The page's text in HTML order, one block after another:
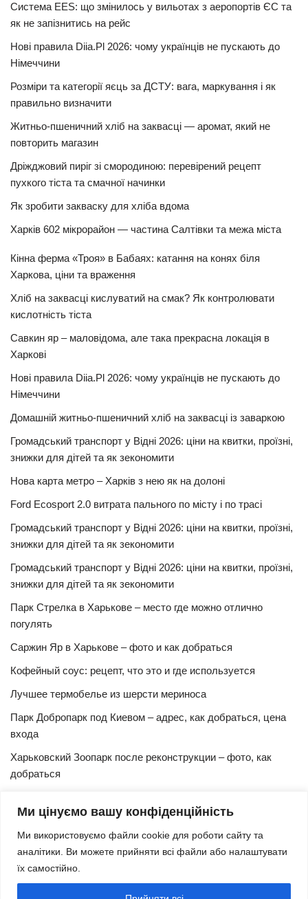
Ми цінуємо вашу конфіденційність
Ми використовуємо файли cookie для роботи сайту та
аналітики. Ви можете прийняти всі файли або налаштувати
їх самостійно.
Система EES: що змінилось у вильотах з аеропортів ЄС та
як не запізнитись на рейс
Нові правила Diia.Pl 2026: чому українців не пускають до
Німеччини
Розміри та категорії яєць за ДСТУ: вага, маркування і як
правильно визначити
Житньо-пшеничний хліб на заквасці — аромат, який не
повторить магазин
Дріжджовий пиріг зі смородиною: перевірений рецепт
пухкого тіста та смачної начинки
Як зробити закваску для хліба вдома
Харків 602 мікрорайон — частина Салтівки та межа міста
Кінна ферма «Троя» в Бабаях: катання на конях біля
Харкова, ціни та враження
Хліб на заквасці кислуватий на смак? Як контролювати
кислотність тіста
Савкин яр – маловідома, але така прекрасна локація в
Харкові
Нові правила Diia.Pl 2026: чому українців не пускають до
Німеччини
Домашній житньо-пшеничний хліб на заквасці із заваркою
Громадський транспорт у Відні 2026: ціни на квитки, проїзні,
знижки для дітей та як зекономити
Нова карта метро – Харків з нею як на долоні
Ford Ecosport 2.0 витрата пального по місту і по трасі
Громадський транспорт у Відні 2026: ціни на квитки, проїзні,
знижки для дітей та як зекономити
Громадський транспорт у Відні 2026: ціни на квитки, проїзні,
знижки для дітей та як зекономити
Парк Стрелка в Харькове – место где можно отлично
погулять
Саржин Яр в Харькове – фото и как добраться
Кофейный соус: рецепт, что это и где используется
Лучшее термобелье из шерсти мериноса
Парк Добропарк под Киевом – адрес, как добраться, цена
входа
Харьковский Зоопарк после реконструкции – фото, как
добраться
домашних условиях
Харьковская Швейцария – цены, адрес, как добраться
Маршрут и расписание 27 троллейбуса (Харьков)
Трамвай № 3 Харьков – маршрут, время и интервал